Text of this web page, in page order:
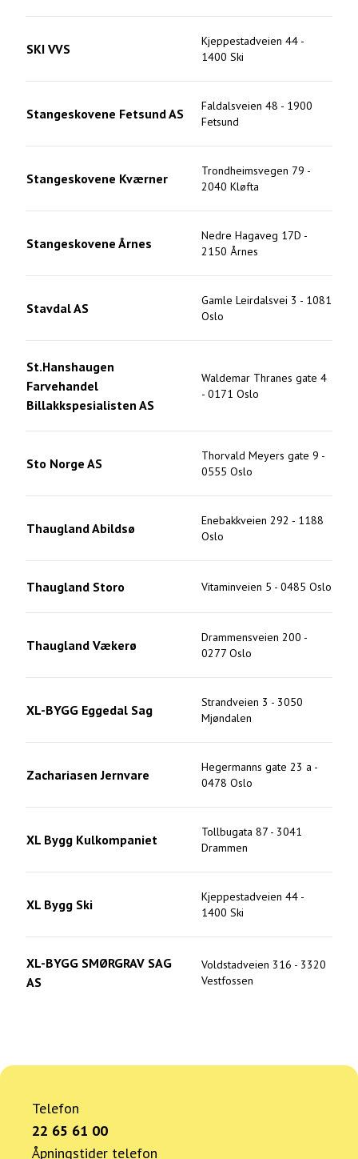
SKI VVS Kjeppestadveien 44 -
1400 Ski
Stangeskovene Fetsund AS Faldalsveien 48 - 1900
Fetsund
Stangeskovene Kværner Trondheimsvegen 79 -
2040 Kløfta
Stangeskovene Årnes Nedre Hagaveg 17D -
2150 Årnes
Stavdal AS Gamle Leirdalsvei 3 - 1081
Oslo
St.Hanshaugen
Farvehandel
Billakkspesialisten AS
Waldemar Thranes gate 4
- 0171 Oslo
Sto Norge AS Thorvald Meyers gate 9 -
0555 Oslo
Thaugland Abildsø Enebakkveien 292 - 1188
Oslo
Thaugland Storo Vitaminveien 5 - 0485 Oslo
Thaugland Vækerø Drammensveien 200 -
0277 Oslo
XL-BYGG Eggedal Sag Strandveien 3 - 3050
Mjøndalen
Zachariasen Jernvare Hegermanns gate 23 a -
0478 Oslo
XL Bygg Kulkompaniet Tollbugata 87 - 3041
Drammen
XL Bygg Ski Kjeppestadveien 44 -
1400 Ski
XL-BYGG SMØRGRAV SAG
AS
Voldstadveien 316 - 3320
Vestfossen
Telefon
22 65 61 00
Åpningstider telefon